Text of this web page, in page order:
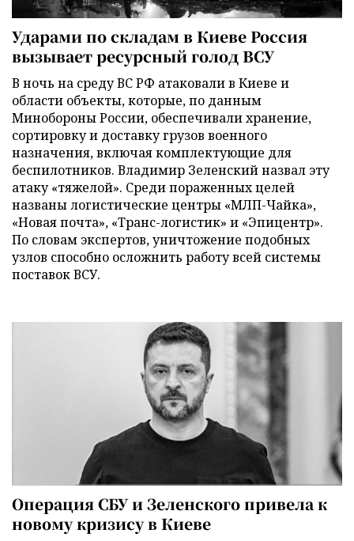
Ударами по складам в Киеве Россия
вызывает ресурсный голод ВСУ
В ночь на среду ВС РФ атаковали в Киеве и
области объекты, которые, по данным
Минобороны России, обеспечивали хранение,
сортировку и доставку грузов военного
назначения, включая комплектующие для
беспилотников. Владимир Зеленский назвал эту
атаку «тяжелой». Среди пораженных целей
названы логистические центры «МЛП-Чайка»,
«Новая почта», «Транс-логистик» и «Эпицентр».
По словам экспертов, уничтожение подобных
узлов способно осложнить работу всей системы
поставок ВСУ.
Операция СБУ и Зеленского привела к
новому кризису в Киеве